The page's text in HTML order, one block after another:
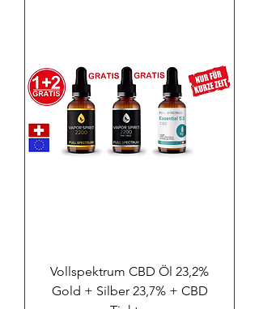
Vollspektrum CBD Öl 23,2%
Gold + Silber 23,7% + CBD